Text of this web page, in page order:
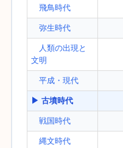
飛鳥時代
弥生時代
人類の出現と
文明
平成・現代
▶ 古墳時代
戦国時代
縄文時代